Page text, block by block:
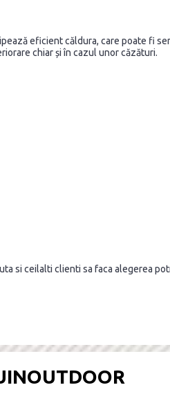
eficient căldura, care poate fi
chiar și în cazul unor căzături.
si ceilalti clienti sa faca alegerea